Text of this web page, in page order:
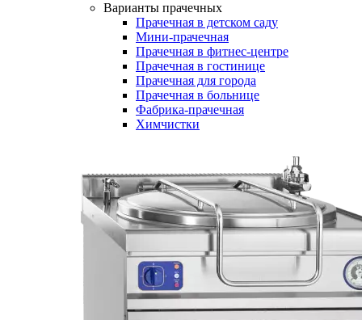
Варианты прачечных
Прачечная в детском саду
Мини-прачечная
Прачечная в фитнес-центре
Прачечная в гостинице
Прачечная для города
Прачечная в больнице
Фабрика-прачечная
Химчистки